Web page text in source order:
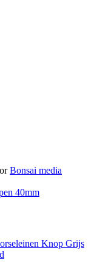
Bonsai media
40mm
Knop Grijs